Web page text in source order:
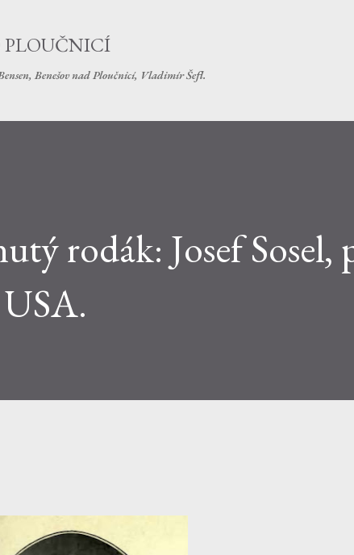
PLOUČNICÍ
Benešov nad Ploučnicí, Vladimír Šefl.
rodák: Josef Sosel,